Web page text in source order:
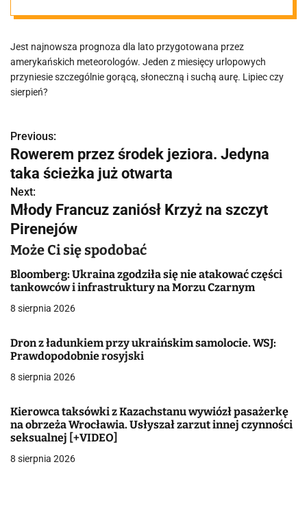
wymarzona
Jest najnowsza prognoza dla lato przygotowana przez
amerykańskich meteorologów. Jeden z miesięcy urlopowych
przyniesie szczególnie gorącą, słoneczną i suchą aurę. Lipiec czy
sierpień?
N
a
w
i
g
a
c
a
w
i
s
Previous:
Rowerem przez środek jeziora. Jedyna
taka ścieżka już otwarta
Next:
Młody Francuz zaniósł Krzyż na szczyt
Pirenejów
Może Ci się spodobać
Bloomberg: Ukraina zgodziła się nie atakować części
tankowców i infrastruktury na Morzu Czarnym
8 sierpnia 2026
Dron z ładunkiem przy ukraińskim samolocie. WSJ:
Prawdopodobnie rosyjski
8 sierpnia 2026
Kierowca taksówki z Kazachstanu wywiózł pasażerkę
na obrzeża Wrocławia. Usłyszał zarzut innej czynności
seksualnej [+VIDEO]
8 sierpnia 2026